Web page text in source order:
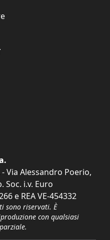
Via Alessandro Poerio,
Soc. i.v. Euro
e REA VE-454332
sono riservati. È
con qualsiasi